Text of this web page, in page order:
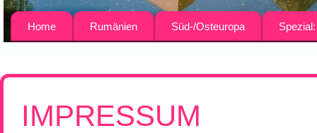
Home Rumänien
Städtereisen
Rumänien & Nachbarländer
Süd-/Osteuropa
Ungarn
IMPRESSUM